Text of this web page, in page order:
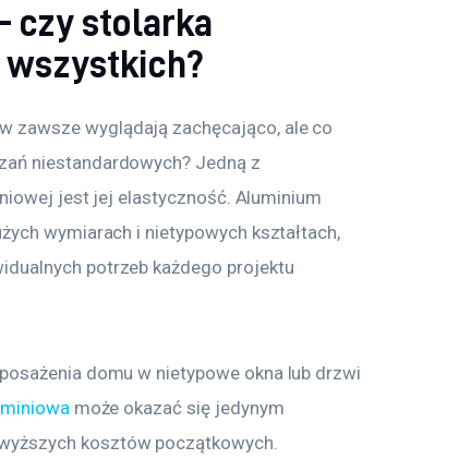
czy stolarka
zawsze wyglądają zachęcająco, ale co
niestandardowych? Jedną z
jest jej elastyczność. Aluminium
wymiarach i nietypowych kształtach,
potrzeb każdego projektu
domu w nietypowe okna lub drzwi
może okazać się jedynym
kosztów początkowych.